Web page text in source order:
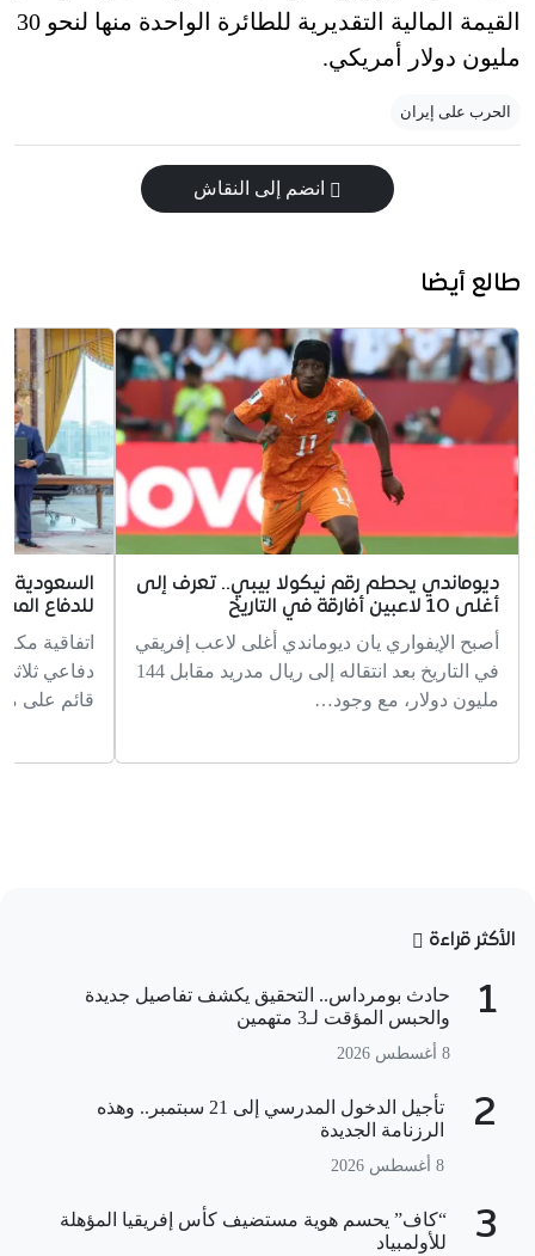
القيمة المالية التقديرية للطائرة الواحدة منها لنحو 30
مليون دولار أمريكي.
الحرب على إيران
انضم إلى النقاش
طالع أيضا
ديوماندي يحطم رقم نيكولا بيبي.. تعرف إلى
أغلى 10 لاعبين أفارقة في التاريخ
أصبح الإيفواري يان ديوماندي أغلى لاعب إفريقي
في التاريخ بعد انتقاله إلى ريال مدريد مقابل 144
مليون دولار، مع وجود…
السعودية
للدفاع
اتفاقية
دفاعي
قائم على
الأكثر قراءة
1
حادث بومرداس.. التحقيق يكشف تفاصيل جديدة
والحبس المؤقت لـ3 متهمين
8 أغسطس 2026
2
تأجيل الدخول المدرسي إلى 21 سبتمبر.. وهذه
الرزنامة الجديدة
8 أغسطس 2026
3
“كاف” يحسم هوية مستضيف كأس إفريقيا المؤهلة
للأولمبياد